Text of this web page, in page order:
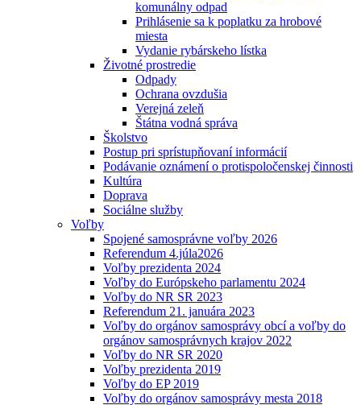
komunálny odpad
Prihlásenie sa k poplatku za hrobové
miesta
Vydanie rybárskeho lístka
Životné prostredie
Odpady
Ochrana ovzdušia
Verejná zeleň
Štátna vodná správa
Školstvo
Postup pri sprístupňovaní informácií
Podávanie oznámení o protispoločenskej činnosti
Kultúra
Doprava
Sociálne služby
Voľby
Spojené samosprávne voľby 2026
Referendum 4.júla2026
Voľby prezidenta 2024
Voľby do Európskeho parlamentu 2024
Voľby do NR SR 2023
Referendum 21. januára 2023
Voľby do orgánov samosprávy obcí a voľby do
orgánov samosprávnych krajov 2022
Voľby do NR SR 2020
Voľby prezidenta 2019
Voľby do EP 2019
Voľby do orgánov samosprávy mesta 2018